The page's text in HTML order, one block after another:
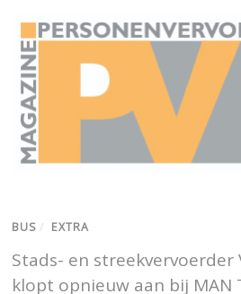
BUS / EXTRA
Stads- en streekvervoerder
klopt opnieuw aan bij MAN